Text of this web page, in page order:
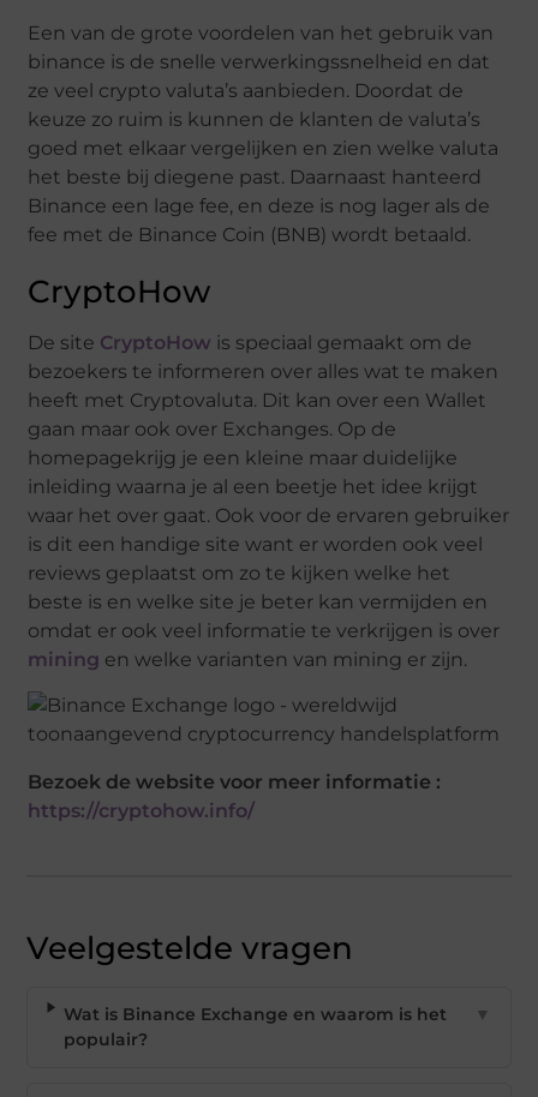
Een van de grote voordelen van het gebruik van
binance is de snelle verwerkingssnelheid en dat
ze veel crypto valuta’s aanbieden. Doordat de
keuze zo ruim is kunnen de klanten de valuta’s
goed met elkaar vergelijken en zien welke valuta
het beste bij diegene past. Daarnaast hanteerd
Binance een lage fee, en deze is nog lager als de
fee met de Binance Coin (BNB) wordt betaald.
CryptoHow
De site CryptoHow is speciaal gemaakt om de
bezoekers te informeren over alles wat te maken
heeft met Cryptovaluta. Dit kan over een Wallet
gaan maar ook over Exchanges. Op de
homepagekrijg je een kleine maar duidelijke
inleiding waarna je al een beetje het idee krijgt
waar het over gaat. Ook voor de ervaren gebruiker
is dit een handige site want er worden ook veel
reviews geplaatst om zo te kijken welke het
beste is en welke site je beter kan vermijden en
omdat er ook veel informatie te verkrijgen is over
mining en welke varianten van mining er zijn.
Bezoek de website voor meer informatie :
https://cryptohow.info/
Veelgestelde vragen
Wat is Binance Exchange en waarom is het
populair?
▼